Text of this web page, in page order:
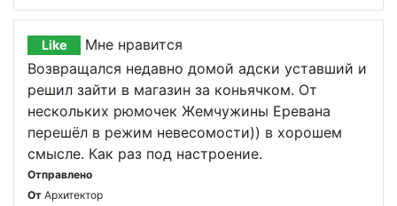
Like
Мне нравится
Возвращался недавно домой адски уставший и
решил зайти в магазин за коньячком. От
нескольких рюмочек Жемчужины Еревана
перешёл в режим невесомости)) в хорошем
смысле. Как раз под настроение.
Отправлено
От Архитектор